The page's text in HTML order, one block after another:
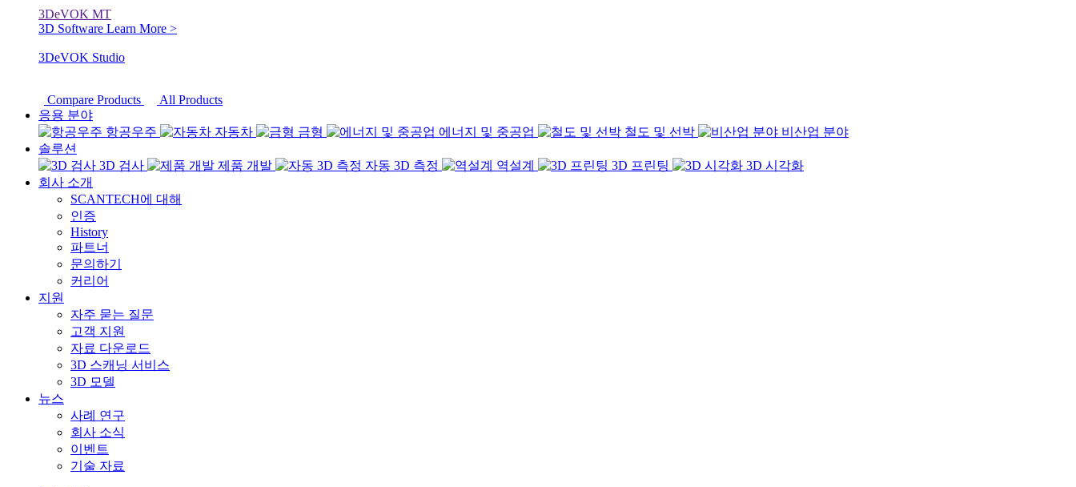
3DeVOK MT
3D Software Learn More >
3DeVOK Studio
Compare Products
All Products
응용 분야
항공우주
자동차 금형 에너지 및 중공업 철도 및 선박
비산업 분야
솔루션
3D 검사
제품 개발 자동 3D 측정 역설계 3D 프린팅
3D 시각화
회사 소개
SCANTECH에 대해
인증
History
파트너
문의하기
커리어
지원
자주 묻는 질문
고객 지원
자료 다운로드
3D 스캐닝 서비스
3D 모델
뉴스
사례 연구
회사 소식
이벤트
기술 자료